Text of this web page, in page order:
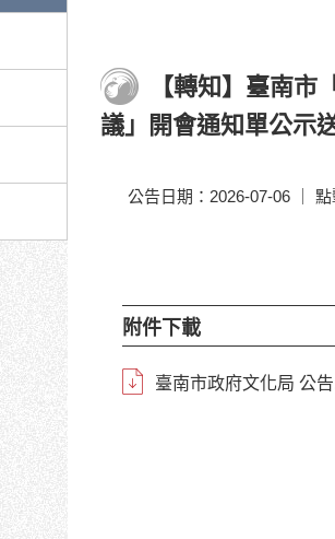
【轉知】臺南
議」開會通知單公示
公告日期：2026-07-06 ｜
附件下載
臺南市政府文化局 公